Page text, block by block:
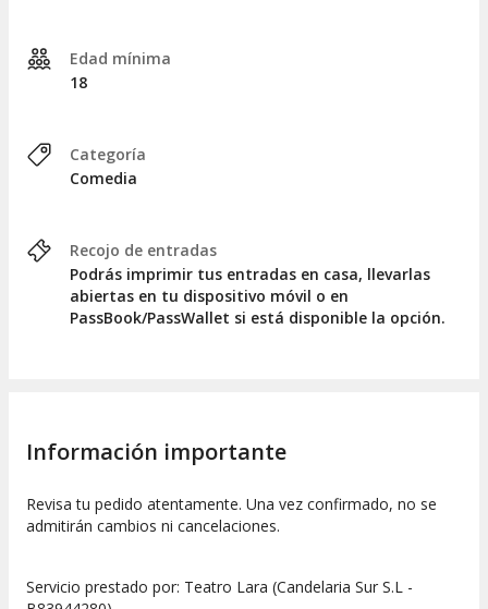
Edad mínima
18
Categoría
Comedia
Recojo de entradas
Podrás imprimir tus entradas en casa, llevarlas
abiertas en tu dispositivo móvil o en
PassBook/PassWallet si está disponible la opción.
Información importante
Revisa tu pedido atentamente. Una vez confirmado, no se
admitirán cambios ni cancelaciones.
Servicio prestado por: Teatro Lara (Candelaria Sur S.L -